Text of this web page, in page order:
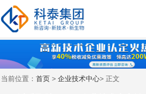
当前位置： 首页 > 企业技术中心> 正文